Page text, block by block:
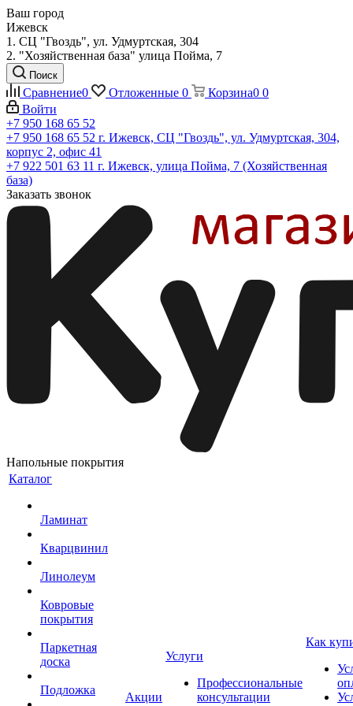
Ваш город
Ижевск
1. СЦ "Гвоздь", ул. Удмуртская, 304
2. "Хозяйственная база" улица Пойма, 7
Поиск
Сравнение0 Отложенные 0 Корзина0 0
Войти
+7 950 168 65 52
+7 950 168 65 52 г. Ижевск, СЦ "Гвоздь", ул. Удмуртская, 304,
корпус 2, офис 41
+7 922 501 63 11 г. Ижевск, улица Пойма, 7 (Хозяйственная
база)
Заказать звонок
Напольные покрытия
Каталог
Ламинат
Кварцвинил
Линолеум
Ковровые
покрытия
Паркетная
доска
Подложка
Акции
Услуги
Профессиональные
консультации
Как